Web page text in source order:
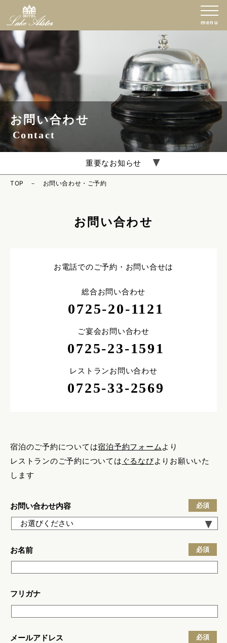
お問い合わせ
Contact
重要なお知らせ
TOP お問い合わせ・ご予約
お問い合わせ
お電話でのご予約・お問い合せは
総合お問い合わせ
0725-20-1121
ご宴会お問い合わせ
0725-23-1591
レストランお問い合わせ
0725-33-2569
宿泊のご予約については宿泊予約フォームより
レストランのご予約については ぐるなびよりお願いいた
します
お問い合わせ内容 必須
お名前 必須
フリガナ
メールアドレス 必須